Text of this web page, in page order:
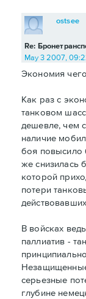
Re:
ostsee
May 3 2007,
Экономия
Как раз с
танковом
дешевле, чем
наличие
боя повысило
же снизилась
которой
потери
В войсках
паллиатив -
Незащищенные
серьезные
глубине